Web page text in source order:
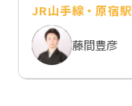
JR山手線・原宿駅
藤間豊彦